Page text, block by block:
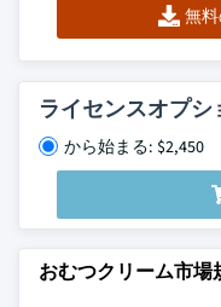
無
ライセンスオプ
から始まる: $2,450
おむつクリーム市場